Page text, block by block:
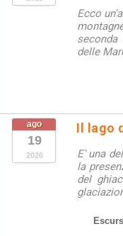
Ecco
delle
ago
19
2026
Il lago
E' una
la
del